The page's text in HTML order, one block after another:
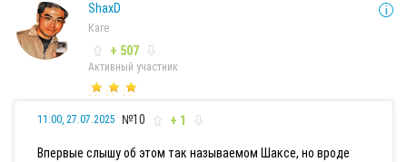
ShaxD
Каге
+ 507
Активный участник
11:00, 27.07.2025 №10 + 1
Впервые слышу об этом так называемом Шаксе, но вроде